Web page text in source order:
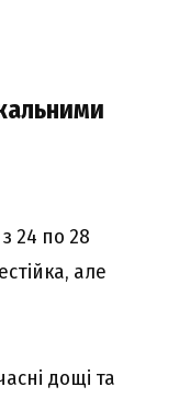
24 по 28
але
дощі та